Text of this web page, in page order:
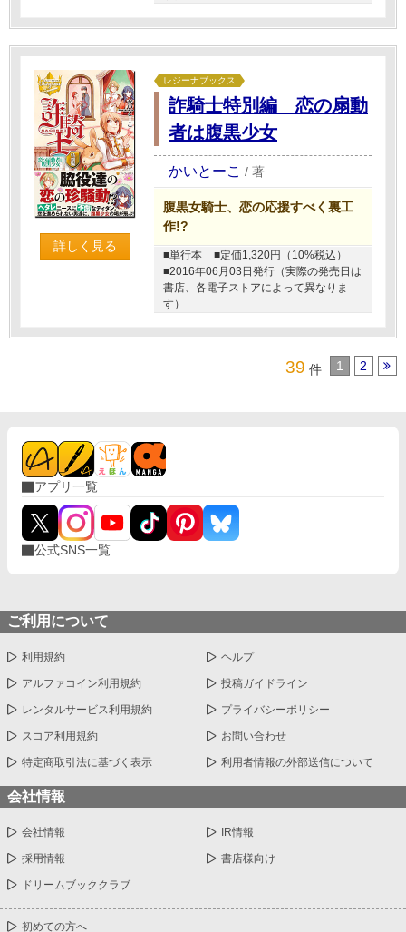
詳しく見る
レジーナブックス
詐騎士特別編 恋の扇動
者は腹黒少女
かいとーこ / 著
腹黒女騎士、恋の応援すべく裏工
作!?
■単行本
■定価1,320円（10%税込）
■2016年06月03日発行（実際の発売日は
書店、各電子ストアによって異なりま
す）
39 件 1 2
アプリ一覧
公式SNS一覧
ご利用について
利用規約 ヘルプ
アルファコイン利用規約 投稿ガイドライン
レンタルサービス利用規約 プライバシーポリシー
スコア利用規約 お問い合わせ
特定商取引法に基づく表示 利用者情報の外部送信について
会社情報
会社情報 IR情報
採用情報 書店様向け
ドリームブッククラブ
初めての方へ